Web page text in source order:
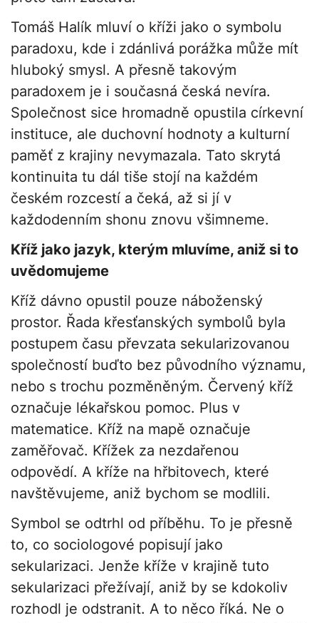
Tomáš Halík mluví o kříži jako o symbolu
paradoxu, kde i zdánlivá porážka může mít
hluboký smysl. A přesně takovým
paradoxem je i současná česká nevíra.
Společnost sice hromadně opustila církevní
instituce, ale duchovní hodnoty a kulturní
paměť z krajiny nevymazala. Tato skrytá
kontinuita tu dál tiše stojí na každém
českém rozcestí a čeká, až si jí v
každodenním shonu znovu všimneme.
Kříž jako jazyk, kterým mluvíme, aniž si to
uvědomujeme
Kříž dávno opustil pouze náboženský
prostor. Řada křesťanských symbolů byla
postupem času převzata sekularizovanou
společností buďto bez původního významu,
nebo s trochu pozměněným. Červený kříž
označuje lékařskou pomoc. Plus v
matematice. Kříž na mapě označuje
zaměřovač. Křížek za nezdařenou
odpovědí. A kříže na hřbitovech, které
navštěvujeme, aniž bychom se modlili.
Symbol se odtrhl od příběhu. To je přesně
to, co sociologové popisují jako
sekularizaci. Jenže kříže v krajině tuto
sekularizaci přežívají, aniž by se kdokoliv
rozhodl je odstranit. A to něco říká. Ne o